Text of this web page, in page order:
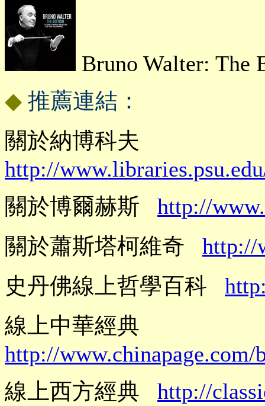
Bruno Walter: The
◆ 推薦連結：
關於納博科夫
http://
關於博爾赫斯
http://
關於蕭斯塔柯維奇
http://
史丹佛線上哲學百科
線上中華經典
http://
線上西方經典
http://